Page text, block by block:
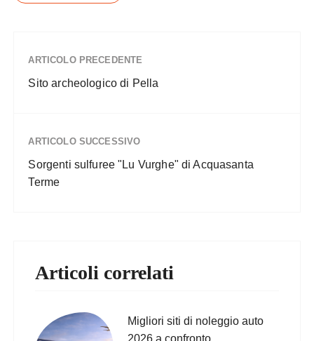
ARTICOLO PRECEDENTE
Sito archeologico di Pella
ARTICOLO SUCCESSIVO
Sorgenti sulfuree "Lu Vurghe" di Acquasanta
Terme
Articoli correlati
Migliori siti di noleggio auto